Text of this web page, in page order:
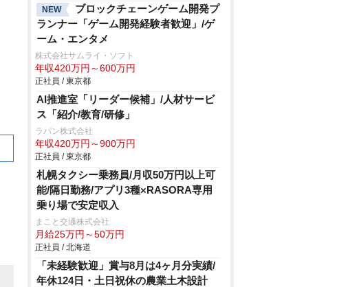
NEW
ブロックチェーンゲーム開発プ
ランナー「ゲーム開発経験者歓迎」/ゲ
ーム・エンタメ
株式会社サムライ・ソフト
年収420万円～600万円
正社員 / 東京都
AI推進室「リーダー候補」/人材サービ
ス「紹介/教育/研修」
ラパン株式会社
年収420万円～900万円
正社員 / 東京都
札幌タクシー乗務員/月収50万円以上可
能/隔日勤務/アプリ3種×RASORA専用
乗り場で安定収入
まこと交通株式会社
月給25万円～50万円
正社員 / 北海道
「未経験歓迎」賞与8月は4ヶ月分実績/
年休124日・土日祝休の農業土木設計